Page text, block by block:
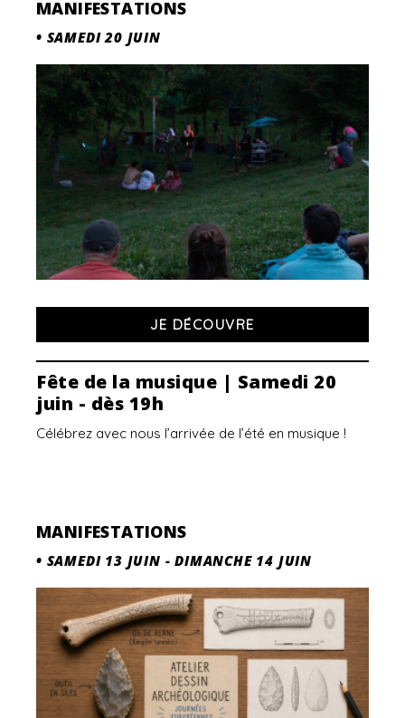
MANIFESTATIONS
• SAMEDI 20 JUIN
JE DÉCOUVRE
Fête de la musique | Samedi 20
juin - dès 19h
Célébrez avec nous l’arrivée de l’été en musique !
MANIFESTATIONS
• SAMEDI 13 JUIN -DIMANCHE 14 JUIN